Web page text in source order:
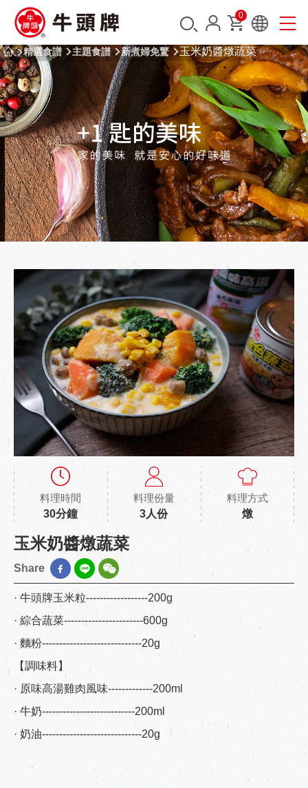
0
精選食譜 主題食譜 新煮婦免驚 玉米奶醬燉蔬菜
料理時間
30分鐘
料理份量
3人份
料理方式
燉
玉米奶醬燉蔬菜
Share
· 牛頭牌玉米粒------------------200g
· 綜合蔬菜-----------------------600g
· 麵粉-----------------------------20g
【調味料】
· 原味高湯雞肉風味-------------200ml
· 牛奶---------------------------200ml
· 奶油-----------------------------20g